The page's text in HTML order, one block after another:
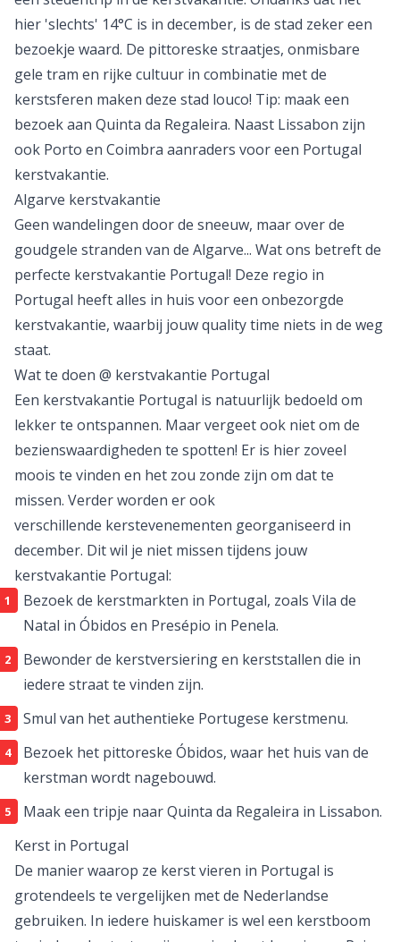
straat Avenida arriaga in Funchal en de uitbundige
kerstversiering zijn de echte highlights. Niet te missen:
de vuurwerkshow op Madeira tijdens oud & nieuw is
een van de grootste ter wereld!
Lissabon kerstvakantie
Lissabon, de hoofdstad van Portugal, is perfect voor
eenstedentrip
hier 'slechts' 14°C is in december, is de stad zeker een
bezoekje waard. De pittoreske straatjes, onmisbare
gele tram en rijke cultuur in combinatie met de
kerstsferen maken deze stadlouco! Tip: maak een
bezoek aan Quinta da Regaleira. Naast Lissabon zijn
ookPortoenCoimbra aanraders voor een Portugal
kerstvakantie.
Algarve kerstvakantie
Geen wandelingen door de sneeuw, maar over de
goudgele stranden van deAlgarve... Wat ons betreft de
perfecte kerstvakantie Portugal! Deze regio in
Portugal heeft alles in huis voor een onbezorgde
kerstvakantie, waarbij jouwquality time
staat.
Wat te doen @ kerstvakantie Portugal
Een kerstvakantie Portugal is natuurlijk bedoeld om
lekker te ontspannen. Maar vergeet ook niet om de
bezienswaardigheden te spotten! Er is hier zoveel
moois te vinden en het zou zonde zijn om dat te
missen. Verder worden er ook
december. Dit wil je niet missen tijdens jouw
kerstvakantie Portugal:
Bezoek de kerstmarkten in Portugal, zoals Vila de
iedere straat te vinden zijn.
Smul van het authentieke Portugese kerstmenu.
Bezoek het pittoreske Óbidos, waar het huis van de